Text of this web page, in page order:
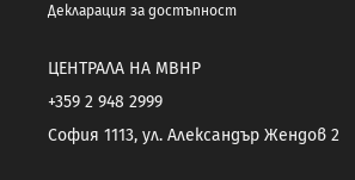
Декларация за достъпност
ЦЕНТРАЛА НА МВНР
+359 2 948 2999
София 1113, ул. Александър Жендов 2